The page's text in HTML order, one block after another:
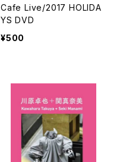
Cafe Live/2017 HOLIDA
YS DVD
¥500